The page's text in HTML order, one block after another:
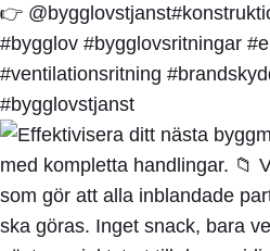
👉
#bygglov #bygglovsritningar
#ventilationsritning
#bygglovstjanst